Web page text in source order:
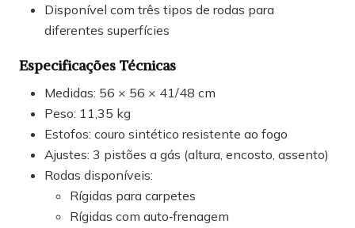
Disponível com três tipos de rodas para
diferentes superfícies
Especificações Técnicas
Medidas: 56 × 56 × 41/48 cm
Peso: 11,35 kg
Estofos: couro sintético resistente ao fogo
Ajustes: 3 pistões a gás (altura, encosto, assento)
Rodas disponíveis:
Rígidas para carpetes
Rígidas com auto‑frenagem